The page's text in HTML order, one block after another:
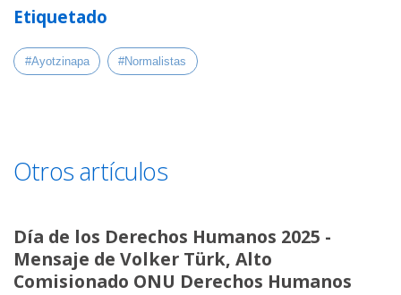
Etiquetado
#Ayotzinapa #Normalistas
Otros artículos
Día de los Derechos Humanos 2025 -
Mensaje de Volker Türk, Alto
Comisionado ONU Derechos Humanos